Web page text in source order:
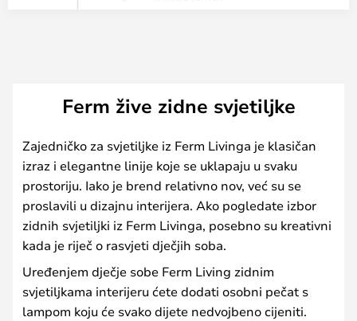
Ferm žive zidne svjetiljke
Zajedničko za svjetiljke iz Ferm Livinga je klasičan
izraz i elegantne linije koje se uklapaju u svaku
prostoriju. Iako je brend relativno nov, već su se
proslavili u dizajnu interijera. Ako pogledate izbor
zidnih svjetiljki iz Ferm Livinga, posebno su kreativni
kada je riječ o rasvjeti dječjih soba.
Uređenjem dječje sobe Ferm Living zidnim
svjetiljkama interijeru ćete dodati osobni pečat s
lampom koju će svako dijete nedvojbeno cijeniti.